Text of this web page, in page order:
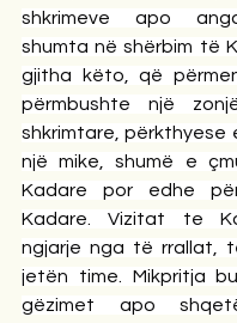
shkrimeve apo
shumta në shërbim të
gjitha këto, që
përmbushte një
shkrimtare, përkthyese
një mike, shumë e
Kadare por edhe
Kadare. Vizitat te
ngjarje nga të rrallat,
jetën time. Mikpritja
gëzimet apo